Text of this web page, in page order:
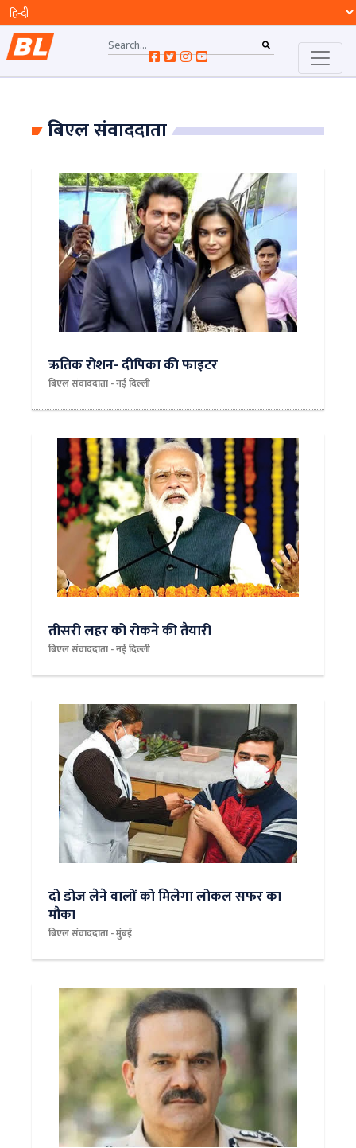
बिएल संवाददाता
ऋतिक रोशन- दीपिका की फाइटर
बिएल संवाददाता - नई दिल्ली
तीसरी लहर को रोकने की तैयारी
बिएल संवाददाता - नई दिल्ली
दो डोज लेने वालों को मिलेगा लोकल सफर का
मौका
बिएल संवाददाता - मुंबई